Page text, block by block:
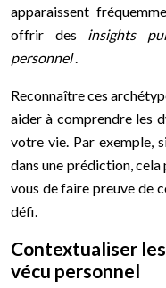
apparaissent
offrir des insights
personnel.
Reconnaître ces
aider à comprendre les
votre vie. Par exemple,
dans une prédiction,
vous de faire preuve de
défi.
Contextualiser
vécu personnel